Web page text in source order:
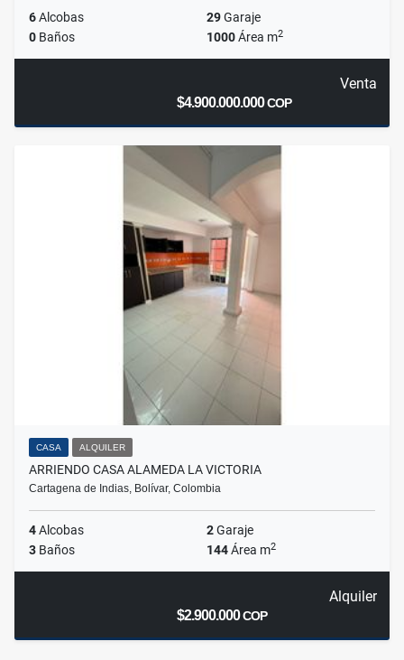
6Alcobas 29Garaje
0 Baños 1000Área m2
Venta
$4.900.000.000COP
CASA ALQUILER
ARRIENDO CASA ALAMEDA LA VICTORIA
Cartagena de Indias, Bolívar, Colombia
4Alcobas 2Garaje
3 Baños 144Área m2
Alquiler
$2.900.000COP